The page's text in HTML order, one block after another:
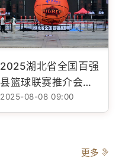
2025湖北省全国百强
县篮球联赛推介会仙
桃非遗展示活动
2025-08-08 09:00
更多